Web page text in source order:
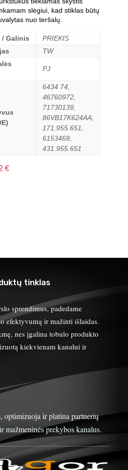
slėgiui, kad stiklas būtų
nuo teršalų.
/ Galinis
PRIEKIS
TW
PJ
6434 74,
46760972,
71730139,
86VB17K624AA,
171.955.651,
6153469,
431.955.651
€
tinklas
sprendimus, padedame
efektyvumą ir mažinti išlaidas.
nes įgalina tobulo produkto
kiekvienam kanalui ir
optimizuoja ir platina partnerių
prekybos kanalus.